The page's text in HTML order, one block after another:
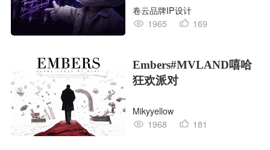
卷云品牌IP设计
1965
169
Embers#MVLAND嘻哈
狂欢派对
Mikyyellow
1968
181